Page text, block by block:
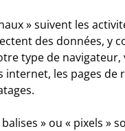
» suivent les
des données, y
type de navigateur,
internet, les pages de
» ou « pixels »